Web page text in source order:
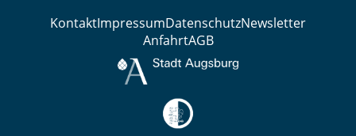
KontaktImpressumDatenschutzNewsletter
AnfahrtAGB